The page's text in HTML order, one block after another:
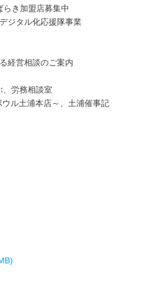
き加盟店募集中
ジタル化応援隊事業
経営相談のご案内
、労務相談室
ウル土浦本店～、土浦催事記